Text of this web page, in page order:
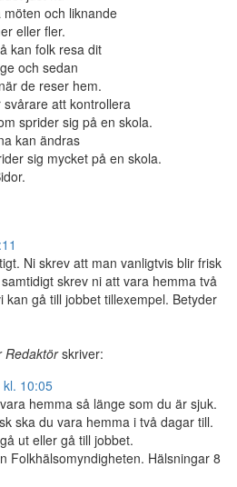
och liknande
eller fler.
kan folk resa dit
och sedan
de reser hem.
svårare att kontrollera
sprider sig på en skola.
kan ändras
sig mycket på en skola.
Ni skrev att man vanligtvis blir frisk
skrev ni att vara hemma två
kan gå till jobbet tillexempel. Betyder
Redaktör skriver:
10:05
hemma så länge som du är sjuk.
ska du vara hemma i två dagar till.
ut eller gå till jobbet.
Folkhälsomyndigheten. Hälsningar 8